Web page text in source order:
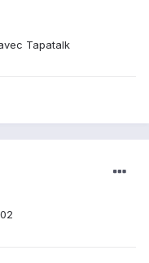
Tapatalk